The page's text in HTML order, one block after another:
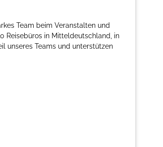
Team beim Veranstalten und
Reisebüros in Mitteldeutschland, in
unseres Teams und unterstützen